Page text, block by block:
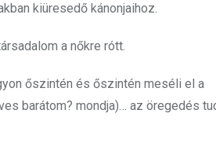
kiüresedő kánonjaihoz.
a nőkre rótt.
őszintén és őszintén meséli el a
barátom? mondja)… az öregedés